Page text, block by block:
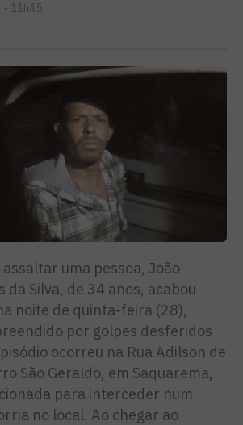
- 11h45
uma pessoa, João
da Silva, de 34 anos, acabou
noite de quinta-feira (28),
por golpes desferidos
ocorreu na Rua Adilson de
São Geraldo, em Saquarema,
para interceder num
no local. Ao chegar ao